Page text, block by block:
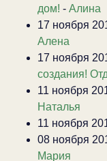
дом! - Алина
17 ноября
Алена
17 ноября
создания!
11 ноября
Наталья
11 ноября
08 ноября
Мария